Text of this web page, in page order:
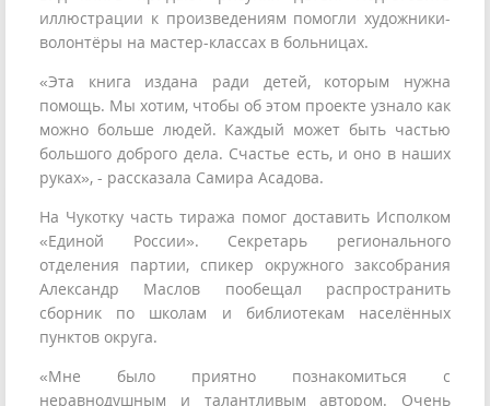
иллюстрации к произведениям помогли художники-
волонтёры на мастер-классах в больницах.
«Эта книга издана ради детей, которым нужна
помощь. Мы хотим, чтобы об этом проекте узнало как
можно больше людей. Каждый может быть частью
большого доброго дела. Счастье есть, и оно в наших
руках», - рассказала Самира Асадова.
На Чукотку часть тиража помог доставить Исполком
«Единой России». Секретарь регионального
отделения партии, спикер окружного заксобрания
Александр Маслов пообещал распространить
сборник по школам и библиотекам населённых
пунктов округа.
«Мне было приятно познакомиться с
неравнодушным и талантливым автором. Очень